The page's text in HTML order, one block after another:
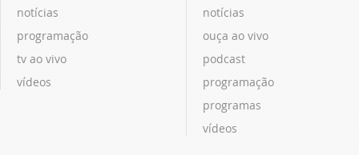
notícias
programação
tv ao vivo
vídeos
notícias
ouça ao vivo
podcast
programação
programas
vídeos